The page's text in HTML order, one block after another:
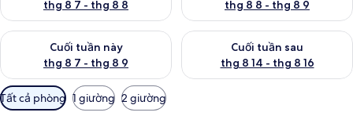
thg 8 7 - thg 8 8
thg 8 8 - thg 8 9
Cuối tuần này
thg 8 7 - thg 8 9
Kiểm tra lượng phòng cuối tuần này từ thg 8 7 - thg 8 9
Cuối tuần sau
thg 8 14 - thg 8 16
Kiểm tra lượng phòng cuối
Bộ
lọc
Tất cả phòng 1 giường 2 giường